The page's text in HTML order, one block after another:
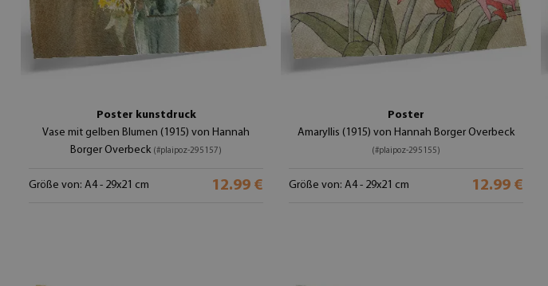
Poster kunstdruck
Vase mit gelben Blumen (1915) von Hannah
Borger Overbeck (#plaipoz-295157)
Größe von: A4 - 29x21 cm 12.99 €
Poster
Amaryllis (1915) von Hannah Borger Overbeck
(#plaipoz-295155)
Größe von: A4 - 29x21 cm 12.99 €